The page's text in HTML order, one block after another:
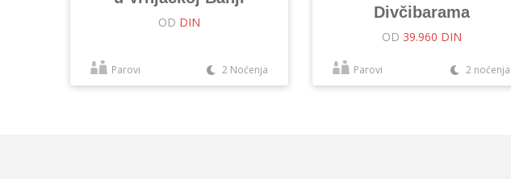
OD DIN
Parovi 2 Noćenja
Divčibarama
OD 39.960 DIN
Parovi 2 noćenja